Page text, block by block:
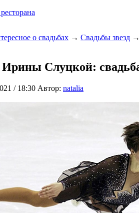
о свадьбах → Свадьбы звезд
Ирины Слуцкой:
/ 18:30 Автор: natalia